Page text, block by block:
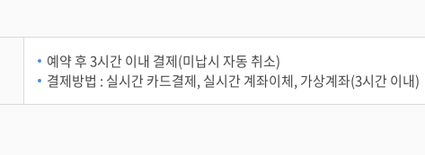
예약 후 3시간 이내 결제(미납시 자동 취소)
결제방법 : 실시간 카드결제, 실시간 계좌이체, 가상계좌(3시간 이내)